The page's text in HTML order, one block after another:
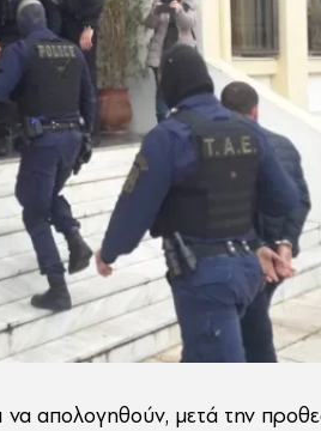
να απολογηθούν, μετά την